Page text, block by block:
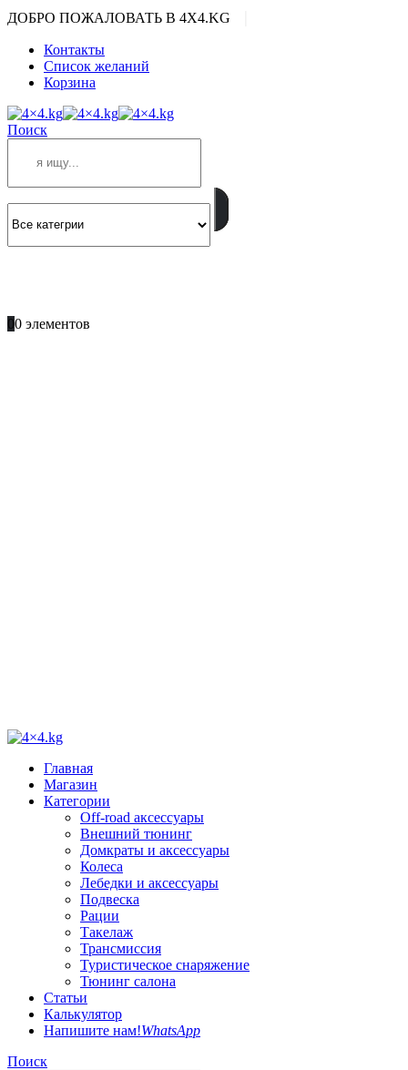
ДОБРО ПОЖАЛОВАТЬ В 4X4.KG
Контакты
Список желаний
Корзина
Поиск
00 элементов
Главная
Магазин
Категории
Off-road аксессуары
Внешний тюнинг
Домкраты и аксессуары
Колеса
Лебедки и аксессуары
Подвеска
Рации
Такелаж
Трансмиссия
Туристическое снаряжение
Тюнинг салона
Статьи
Калькулятор
Напишите нам!WhatsApp
Поиск